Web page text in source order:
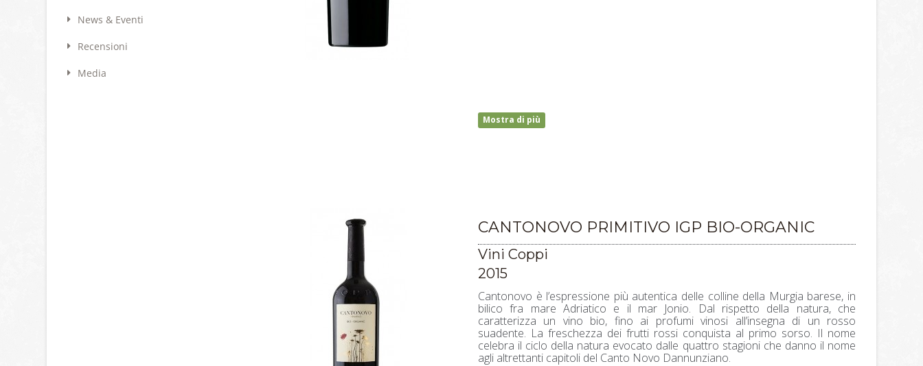
News & Eventi
Recensioni
Media
Mostra di più
CANTONOVO PRIMITIVO IGP BIO-ORGANIC
Vini Coppi
2015
Cantonovo è l’espressione più autentica delle colline della Murgia barese, in
bilico fra mare Adriatico e il mar Jonio. Dal rispetto della natura, che
caratterizza un vino bio, fino ai profumi vinosi all’insegna di un rosso
suadente. La freschezza dei frutti rossi conquista al primo sorso. Il nome
celebra il ciclo della natura evocato dalle quattro stagioni che danno il nome
agli altrettanti capitoli del Canto Novo Dannunziano.